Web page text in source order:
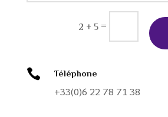
2 + 5=
 Téléphone
+33(0)6 22 78 71 38